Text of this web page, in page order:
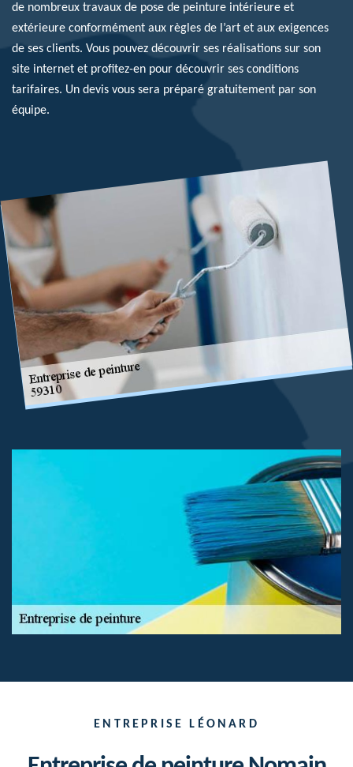
de nombreux travaux de pose de peinture intérieure et
extérieure conformément aux règles de l’art et aux exigences
de ses clients. Vous pouvez découvrir ses réalisations sur son
site internet et profitez-en pour découvrir ses conditions
tarifaires. Un devis vous sera préparé gratuitement par son
équipe.
ENTREPRISE LÉONARD